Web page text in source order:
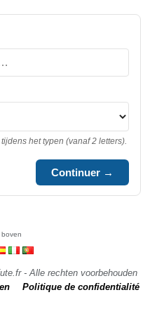
het typen (vanaf 2 letters).
Continuer →
boven
- Alle rechten voorbehouden
Politique de confidentialité